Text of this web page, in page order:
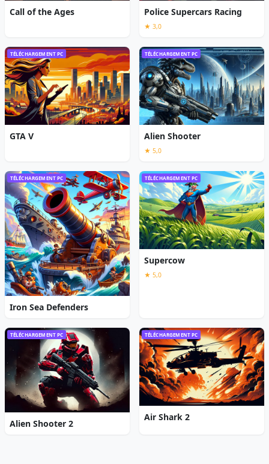
Call of the Ages Police Supercars Racing
★ 3,0
TÉLÉCHARGEMENT PC
GTA V
TÉLÉCHARGEMENT PC
Alien Shooter
★ 5,0
TÉLÉCHARGEMENT PC
Iron Sea Defenders
TÉLÉCHARGEMENT PC
Supercow
★ 5,0
TÉLÉCHARGEMENT PC
Alien Shooter 2
TÉLÉCHARGEMENT PC
Air Shark 2